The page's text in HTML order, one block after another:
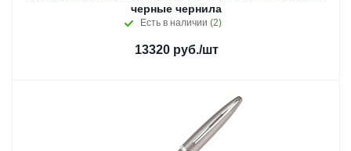
черные чернила
Есть в наличии (2)
13320руб./шт